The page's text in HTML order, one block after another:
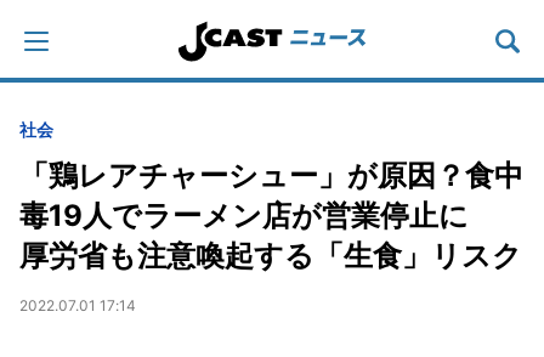
社会
「鶏レアチャーシュー」が原因？食中
毒19人でラーメン店が営業停止に
厚労省も注意喚起する「生食」リスク
2022.07.01 17:14